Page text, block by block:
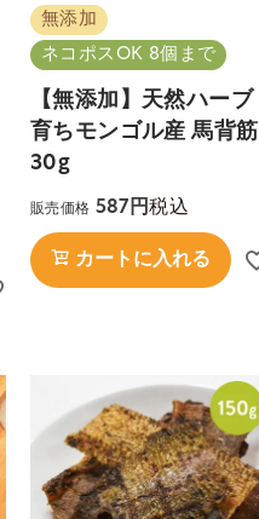
無添加
ネコポスOK 8個まで
【無添加】天然ハーブ
育ちモンゴル産 馬背筋
30g
販売価格 587 税込
カートに入れる